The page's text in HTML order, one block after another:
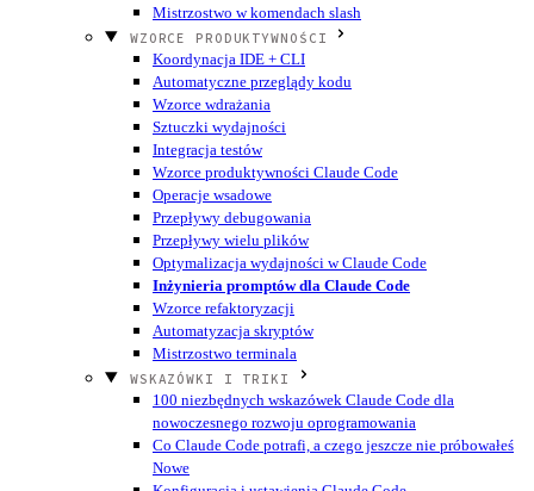
Mistrzostwo w komendach slash
WZORCE PRODUKTYWNOŚCI
Koordynacja IDE + CLI
Automatyczne przeglądy kodu
Wzorce wdrażania
Sztuczki wydajności
Integracja testów
Wzorce produktywności Claude Code
Operacje wsadowe
Przepływy debugowania
Przepływy wielu plików
Optymalizacja wydajności w Claude Code
Inżynieria promptów dla Claude Code
Wzorce refaktoryzacji
Automatyzacja skryptów
Mistrzostwo terminala
WSKAZÓWKI I TRIKI
100 niezbędnych wskazówek Claude Code dla
nowoczesnego rozwoju oprogramowania
Co Claude Code potrafi, a czego jeszcze nie próbowałeś
Nowe